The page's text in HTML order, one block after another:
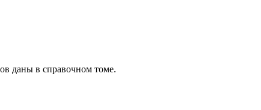
даны в справочном томе.